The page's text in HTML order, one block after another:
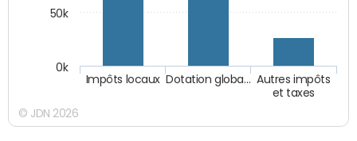
Autres impôts
et taxes
Dotation globa…
Impôts locaux
0k
50k
© JDN 2026